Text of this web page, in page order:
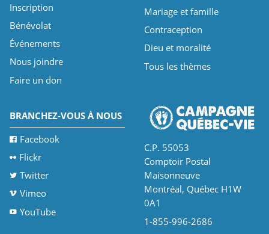
Inscription
Bénévolat
Événements
Nous joindre
Faire un don
Mariage et famille
Contraception
Dieu et moralité
Tous les thèmes
BRANCHEZ-VOUS À NOUS
Facebook
Flickr
Twitter
Vimeo
YouTube
C.P. 55053
Comptoir Postal
Maisonneuve
Montréal, Québec H1W
0A1
1-855-996-2686